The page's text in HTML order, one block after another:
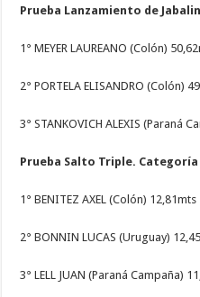
Prueba Lanzamiento de
1° MEYER LAUREANO (Colón)
2° PORTELA ELISANDRO (Colón)
3° STANKOVICH ALEXIS (Paraná
Prueba Salto Triple. Categoría
1° BENITEZ AXEL (Colón) 12,81mts
2° BONNIN LUCAS (Uruguay)
3° LELL JUAN (Paraná Campaña)